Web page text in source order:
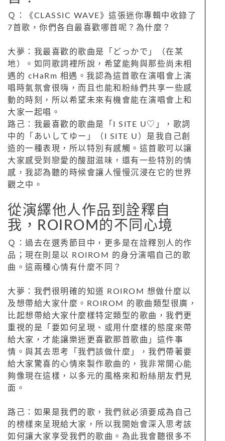
Ｑ：《CLASSIC WAVE》這張迷你專輯中收錄了
7首歌，你們各自最喜歡哪首呢？為什麼？
大夢：我最喜歡的歌曲是「どっかで」（在某
地）。如同歌詞裡所說，希望能夠與那些尚未相
遇的 cHaRm 相遇。我認為這首歌在演唱會上演
唱時氣氛會很嗨，而且也能和粉絲們共享一些感
動的時刻，所以希望未來有機會能在演唱會上和
大家一起唱。
路己：我最喜歡的歌曲是「I SITE U♡」，歌詞
中的「あいしてゆー」（I SITE U）是我自己創
造的一種表現，所以特別有感觸。這首歌可以讓
大家感受到戀愛的酸甜滋味，還有一些特別的情
感，我認為聽的時候會讓人慢慢沉浸在它的世界
觀之中。
從演繹他人作品到詮釋自
我，ROIROM的不同心境
Ｑ：過去在選秀節目中，更多是在詮釋別人的作
品；現在則是以 ROIROM 的身分演唱自己的歌
曲。這兩種心情有什麼不同？
大夢：我們很明確的知道 ROIROM 想做什麼以
及想帶給大家什麼。ROIROM 的歌曲類型很廣，
比起想帶給大家什麼樣特定類型的歌曲，我們更
重視的是「要如何呈現、或用什麼樣的態度來帶
給大家，才能讓樂迷更喜歡那首歌曲」這件事
情。與其去思考「我們該做什麼」，我們帶著要
給大家驚喜的心情來製作歌曲的，我非常開心能
夠像現在這樣，以多元的風格來和粉絲朋友們見
面。
路己：如果是我們的歌，我們就必須要成為自己
的榜樣來呈現給大家，所以我開始會深入思考該
如何讓大家享受我們的歌曲。為此我會聽很多不